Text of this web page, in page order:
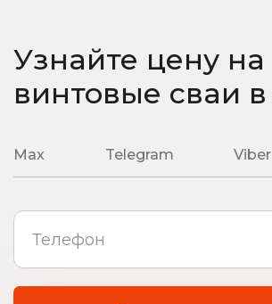
любая сложность вашего объекта
Узнайте цену на
винтовые сваи в
Max Telegram Viber